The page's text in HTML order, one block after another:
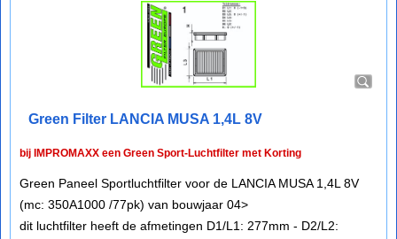
Green Filter LANCIA MUSA 1,4L 8V
bij IMPROMAXX een Green Sport-Luchtfilter met Korting
Green Paneel Sportluchtfilter voor de LANCIA MUSA 1,4L 8V
(mc: 350A1000 /77pk) van bouwjaar 04>
dit luchtfilter heeft de afmetingen D1/L1: 277mm - D2/L2: